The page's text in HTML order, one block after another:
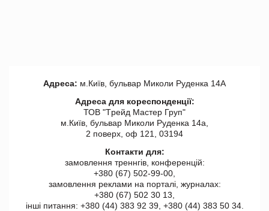
Адреса: м.Київ, бульвар Миколи Руденка 14А
Адреса для кореспонденції:
ТОВ "Tрейд Мастер Груп"
м.Київ, бульвар Миколи Руденка 14а,
2 поверх, оф 121, 03194
Контакти для:
замовлення треннгів, конференцій:
+380 (67) 502-99-00,
замовлення реклами на порталі, журналах:
+380 (67) 502 30 13,
інші питання: +380 (44) 383 92 39, +380 (44) 383 50 34.